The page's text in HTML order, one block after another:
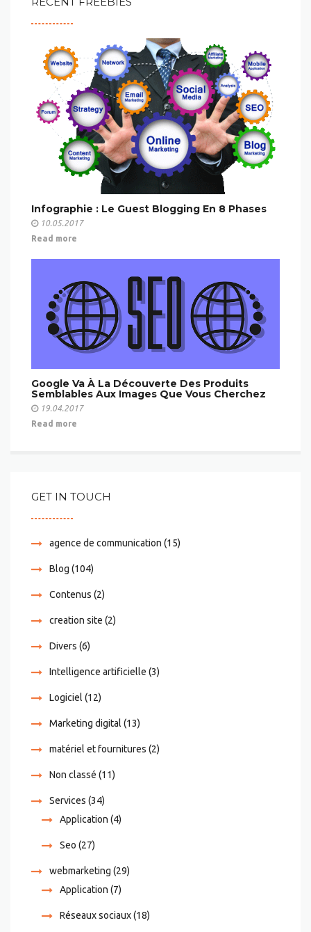
Infographie : Le Guest Blogging En 8 Phases
10.05.2017
Read more
Google Va À La Découverte Des Produits
Semblables Aux Images Que Vous Cherchez
19.04.2017
Read more
GET IN TOUCH
agence de communication (15)
Blog (104)
Contenus (2)
creation site (2)
Divers (6)
Intelligence artificielle (3)
Logiciel (12)
Marketing digital (13)
matériel et fournitures (2)
Non classé (11)
Services (34)
Application (4)
Seo (27)
webmarketing (29)
Application (7)
Réseaux sociaux(18)